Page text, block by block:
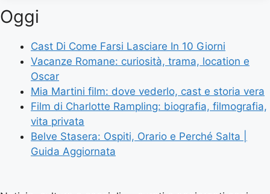
Oggi
Cast Di Come Farsi Lasciare In 10 Giorni
Vacanze Romane: curiosità, trama, location e
Oscar
Mia Martini film: dove vederlo, cast e storia vera
Film di Charlotte Rampling: biografia, filmografia,
vita privata
Belve Stasera: Ospiti, Orario e Perché Salta |
Guida Aggiornata